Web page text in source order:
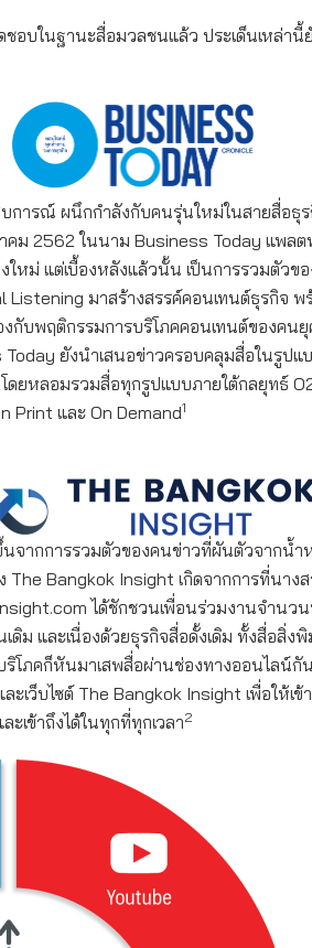
อบในฐานะสื่อมวลชนแล้ว ประเด็นเหล่านี้
การณ์ ผนึกกำลังกับคนรุ่นใหม่ในสายสื่อธุ
คม 2562 ในนาม Business Today แพล
หม่ แต่เบื้องหลังแล้วนั้น เป็นการรวมตัว
Listening มาสร้างสรรค์คอนเทนต์ธุรกิจ
กับพฤติกรรมการบริโภคคอนเทนต์ของคน
Today ยังนำเสนอข่าวครอบคลุมสื่อในรูปแ
ยหลอมรวมสื่อทุกรูปแบบภายใต้กลยุทธ์
Print และ On Demand1
จากการรวมตัวของคนข่าวที่ผันตัวจากน้
The Bangkok Insight เกิดจากการที่นา
ได้ชักชวนเพื่อนร่วมงานจำน
ม และเนื่องด้วยธุรกิจสื่อดั้งเดิม ทั้งสื่อสิ่ง
ริโภคก็หันมาเสพสื่อผ่านช่องทางออนไลน์
เว็บไซต์ The Bangkok Insight เพื่อให้เข้
เข้าถึงได้ในทุกที่ทุกเวลา2